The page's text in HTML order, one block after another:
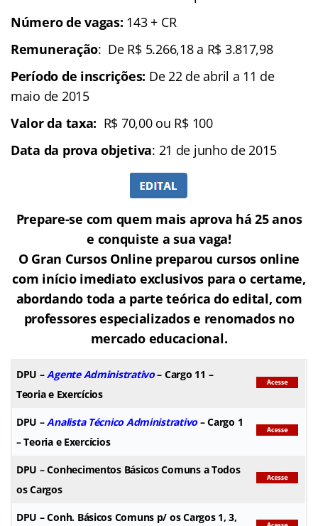
Número de vagas: 143 + CR
Remuneração: De R$ 5.266,18 a R$ 3.817,98
Período de inscrições: De 22 de abril a 11 de
maio de 2015
Valor da taxa: R$ 70,00 ou R$ 100
Data da prova objetiva: 21 de junho de 2015
Prepare-se com quem mais aprova há 25 anos
e conquiste a sua vaga!
O Gran Cursos Online preparou cursos online
com início imediato exclusivos para o certame,
abordando toda a parte teórica do edital, com
professores especializados e renomados no
mercado educacional.
DPU –Agente Administrativo– Cargo 11 –
Teoria e Exercícios
DPU –Analista Técnico Administrativo– Cargo 1
– Teoria e Exercícios
DPU – Conhecimentos Básicos Comuns a Todos
os Cargos
DPU – Conh. Básicos Comuns p/ os Cargos 1, 3,